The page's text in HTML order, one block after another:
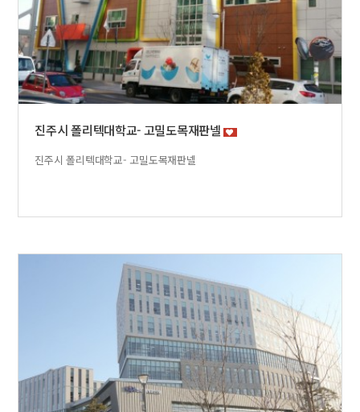
진주시 폴리텍대학교- 고밀도목재판넬
진주시 폴리텍대학교- 고밀도목재판넬